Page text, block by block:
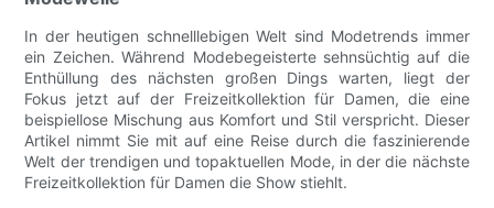
In der heutigen schnelllebigen Welt sind Modetrends immer
ein Zeichen. Während Modebegeisterte sehnsüchtig auf die
Enthüllung des nächsten großen Dings warten, liegt der
Fokus jetzt auf der Freizeitkollektion für Damen, die eine
beispiellose Mischung aus Komfort und Stil verspricht. Dieser
Artikel nimmt Sie mit auf eine Reise durch die faszinierende
Welt der trendigen und topaktuellen Mode, in der die nächste
Freizeitkollektion für Damen die Show stiehlt.